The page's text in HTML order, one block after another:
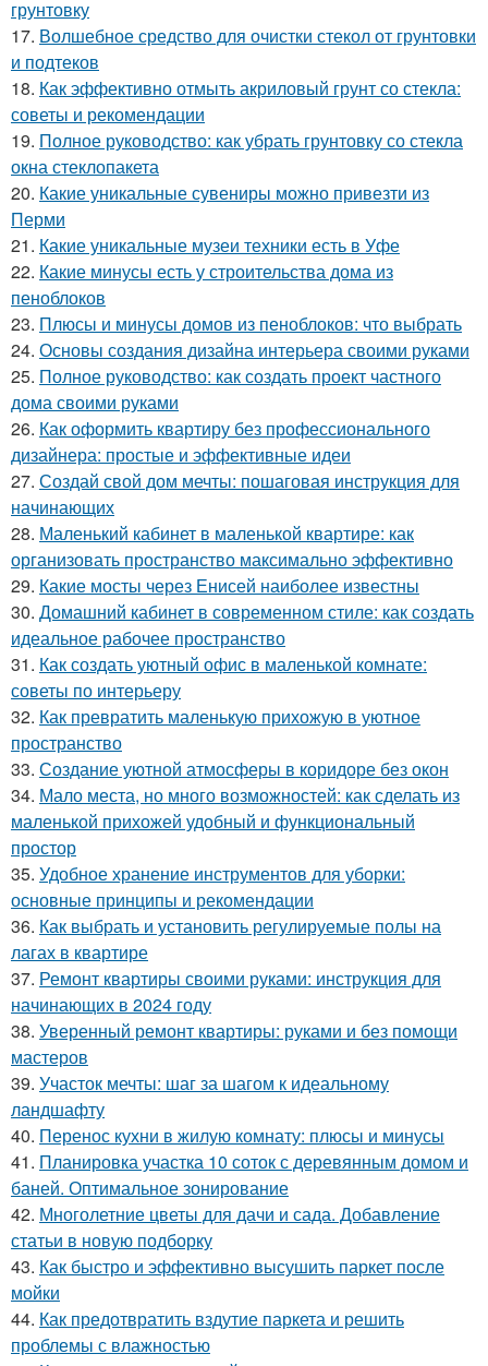
грунтовку
17. Волшебное средство для очистки стекол от грунтовки
и подтеков
18. Как эффективно отмыть акриловый грунт со стекла:
советы и рекомендации
19. Полное руководство: как убрать грунтовку со стекла
окна стеклопакета
20. Какие уникальные сувениры можно привезти из
Перми
21. Какие уникальные музеи техники есть в Уфе
22. Какие минусы есть у строительства дома из
пеноблоков
23. Плюсы и минусы домов из пеноблоков: что выбрать
24. Основы создания дизайна интерьера своими руками
25. Полное руководство: как создать проект частного
дома своими руками
26. Как оформить квартиру без профессионального
дизайнера: простые и эффективные идеи
27. Создай свой дом мечты: пошаговая инструкция для
начинающих
28. Маленький кабинет в маленькой квартире: как
организовать пространство максимально эффективно
29. Какие мосты через Енисей наиболее известны
30. Домашний кабинет в современном стиле: как создать
идеальное рабочее пространство
31. Как создать уютный офис в маленькой комнате:
советы по интерьеру
32. Как превратить маленькую прихожую в уютное
пространство
33. Создание уютной атмосферы в коридоре без окон
34. Мало места, но много возможностей: как сделать из
маленькой прихожей удобный и функциональный
простор
35. Удобное хранение инструментов для уборки:
основные принципы и рекомендации
36. Как выбрать и установить регулируемые полы на
лагах в квартире
37. Ремонт квартиры своими руками: инструкция для
начинающих в 2024 году
38. Уверенный ремонт квартиры: руками и без помощи
мастеров
39. Участок мечты: шаг за шагом к идеальному
ландшафту
40. Перенос кухни в жилую комнату: плюсы и минусы
41. Планировка участка 10 соток с деревянным домом и
баней. Оптимальное зонирование
42. Многолетние цветы для дачи и сада. Добавление
статьи в новую подборку
43. Как быстро и эффективно высушить паркет после
мойки
44. Как предотвратить вздутие паркета и решить
проблемы с влажностью